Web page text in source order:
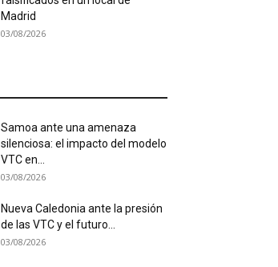
Madrid
03/08/2026
Samoa ante una amenaza
silenciosa: el impacto del modelo
VTC en...
03/08/2026
Nueva Caledonia ante la presión
de las VTC y el futuro...
03/08/2026